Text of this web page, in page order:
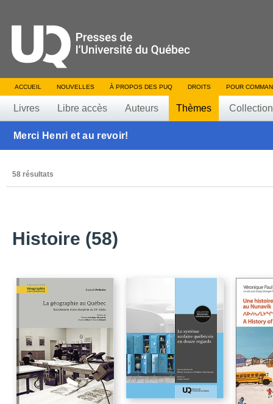
ACCUEIL NOUVELLES À PROPOS DES PUQ DROITS POUR
Livres Libre accès Auteurs Thèmes
Merci Henri et au revoir!
58 résultats
Histoire (58)